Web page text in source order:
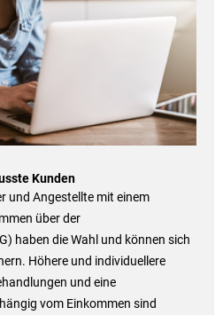
Kunden
und Angestellte mit einem
über der
haben die Wahl und können sich
Höhere und individuellere
und eine
vom Einkommen sind